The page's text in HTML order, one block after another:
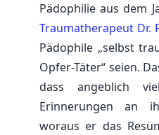
Pädophilie aus dem
Traumatherapeut Dr.
Pädophile „selbst
Opfer-Täter“ seien.
dass angeblich
Erinnerungen an
woraus er das